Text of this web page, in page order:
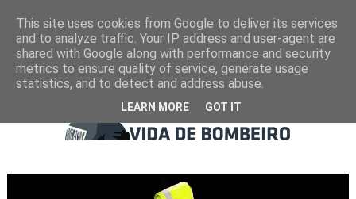
This site uses cookies from Google to deliver its services
and to analyze traffic. Your IP address and user-agent are
shared with Google along with performance and security
metrics to ensure quality of service, generate usage
statistics, and to detect and address abuse.
LEARN MORE GOT IT